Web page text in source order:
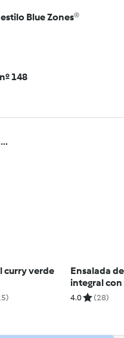
Blue Zones®
148
curry verde
Ensalada
integral
frutos rojos
4.0 (28)